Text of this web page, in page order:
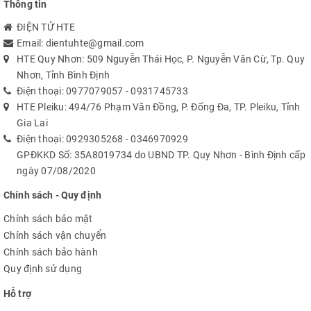
EN25B32T, EN25F32, EN25P32, EN25Q32, EN25B64,
EN25B64T, EN25F64, EN25P64, EN25Q64, EN25F128,
EN25Q128
ES:ES25P10, ES25P20, ES25M40, ES25M40A, ES25P40,
ES25M80, ES25M80A, ES25P80, ES25M16, ES25M16A,
ES25P16, ES25P32
ESMT:F25L004A, F25L04UA, F25L008A, F25L08PA,
F25L016A, F25L16PA, F25L32PA, F25L32QA
MXIC:MX25L512, MX25V512, MX25L1005, MX25L2005,
MX25L4005A, MX25V4005, MX25L8005, MX25V8005,
MX25L1605D, MX25L1635D, MX25L3205D,
MX25L3225D, MX25L3235D, MX25L3237D,
NEXFLASH:NX25P10, NX25P20, NX25P40, NX25P80,
NX25P16, NX25P32
PMC:PM25LV512A, PM25LV010A, PM25LV020,
PM25LV040, PM25LV080B, PM25LV016B
SAIFUN:
Thông tin
ĐIỆN TỬ HTE
Email: dientuhte@gmail.com
HTE Quy Nhơn: 509 Nguyễn Thái Học, P. Nguyễn Văn Cừ, Tp. Quy
Nhơn, Tỉnh Bình Định
Điện thoại:0977079057 -0931745733
HTE Pleiku: 494/76 Phạm Văn Đồng, P. Đống Đa, TP. Pleiku, Tỉnh
Gia Lai
Điện thoại:0929305268 -0346970929
GPĐKKD Số: 35A8019734 do UBND TP. Quy Nhơn - Bình Định cấp
ngày 07/08/2020
Chính sách - Quy định
Chính sách bảo mật
Chính sách vận chuyển
Chính sách bảo hành
Quy định sử dụng
Hỗ trợ